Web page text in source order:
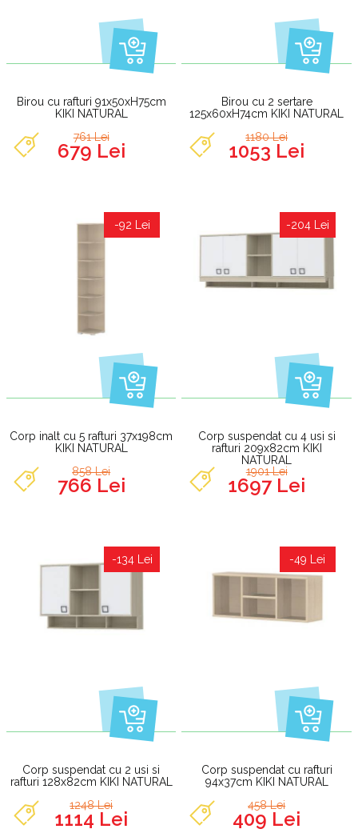
Birou cu rafturi 91x50xH75cm
KIKI NATURAL
761 Lei
679 Lei
Birou cu 2 sertare
125x60xH74cm KIKI NATURAL
1180 Lei
1053 Lei
-92 Lei
Corp inalt cu 5 rafturi 37x198cm
KIKI NATURAL
858 Lei
766 Lei
-204 Lei
Corp suspendat cu 4 usi si
rafturi 209x82cm KIKI
NATURAL
1901 Lei
1697 Lei
-134 Lei
Corp suspendat cu 2 usi si
rafturi 128x82cm KIKI NATURAL
1248 Lei
1114 Lei
-49 Lei
Corp suspendat cu rafturi
94x37cm KIKI NATURAL
458 Lei
409 Lei